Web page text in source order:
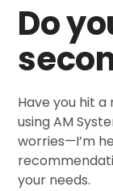
Do
Have you hit
using AM
worries—I’m
your needs.